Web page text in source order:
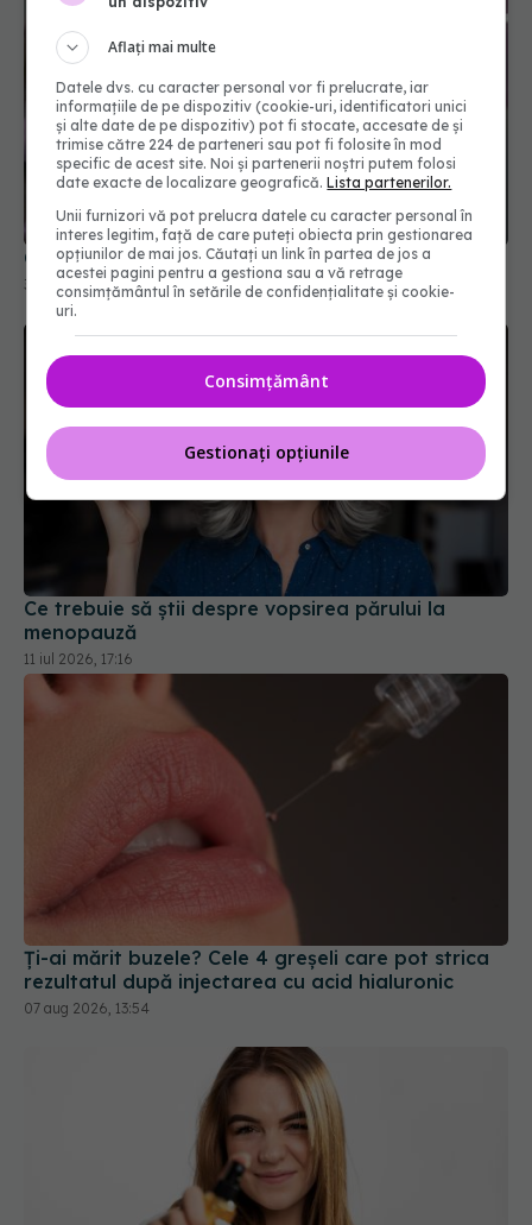
Ce se întâmplă cu fața după injecțiile cu botox
31 mai 2026, 15:18
Ce trebuie să știi despre vopsirea părului la
menopauză
11 iul 2026, 17:16
Ți-ai mărit buzele? Cele 4 greșeli care pot strica
rezultatul după injectarea cu acid hialuronic
07 aug 2026, 13:54
Aflați mai multe
Datele dvs. cu caracter personal vor fi prelucrate, iar
informațiile de pe dispozitiv (cookie-uri, identificatori unici
și alte date de pe dispozitiv) pot fi stocate, accesate de și
trimise către 224 de parteneri sau pot fi folosite în mod
specific de acest site. Noi și partenerii noștri putem folosi
date exacte de localizare geografică.Lista partenerilor.
Unii furnizori vă pot prelucra datele cu caracter personal în
interes legitim, față de care puteți obiecta prin gestionarea
opțiunilor de mai jos. Căutați un link în partea de jos a
acestei pagini pentru a gestiona sau a vă retrage
consimțământul în setările de confidențialitate și cookie-
uri.
Consimțământ
Gestionați opțiunile